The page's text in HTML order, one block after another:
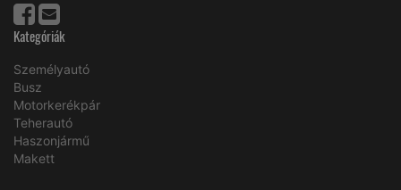
Kategóriák
Személyautó
Busz
Motorkerékpár
Teherautó
Haszonjármű
Makett